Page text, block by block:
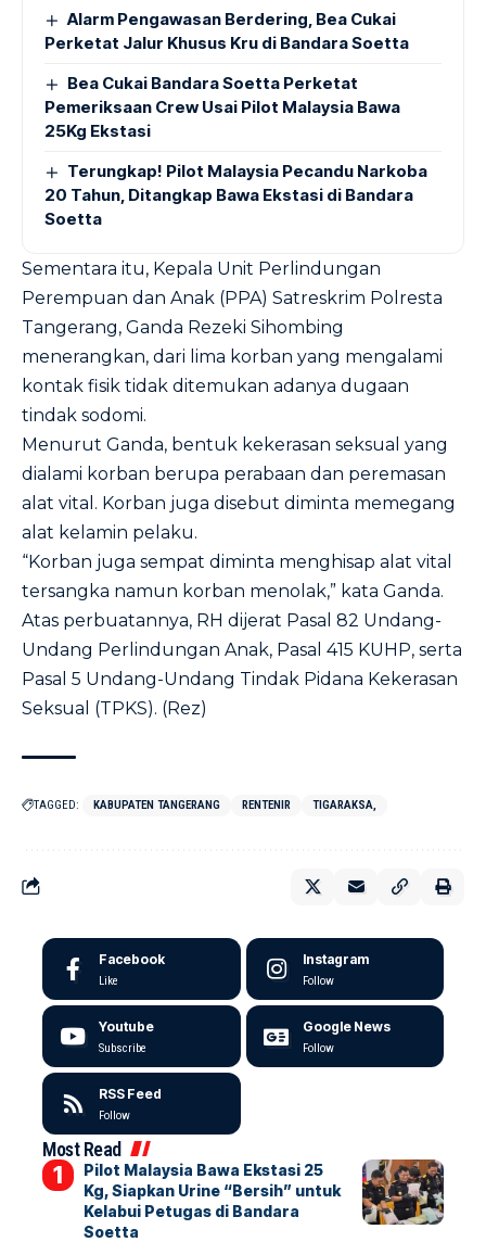
Alarm Pengawasan Berdering, Bea Cukai
Perketat Jalur Khusus Kru di Bandara Soetta
Bea Cukai Bandara Soetta Perketat
Pemeriksaan Crew Usai Pilot Malaysia Bawa
25Kg Ekstasi
Terungkap! Pilot Malaysia Pecandu Narkoba
20 Tahun, Ditangkap Bawa Ekstasi di Bandara
Soetta
Sementara itu, Kepala Unit Perlindungan
Perempuan dan Anak (PPA) Satreskrim Polresta
Tangerang, Ganda Rezeki Sihombing
menerangkan, dari lima korban yang mengalami
kontak fisik tidak ditemukan adanya dugaan
tindak sodomi.
Menurut Ganda, bentuk kekerasan seksual yang
dialami korban berupa perabaan dan peremasan
alat vital. Korban juga disebut diminta memegang
alat kelamin pelaku.
“Korban juga sempat diminta menghisap alat vital
tersangka namun korban menolak,” kata Ganda.
Atas perbuatannya, RH dijerat Pasal 82 Undang-
Undang Perlindungan Anak, Pasal 415 KUHP, serta
Pasal 5 Undang-Undang Tindak Pidana Kekerasan
Seksual (TPKS). (Rez)
TAGGED: KABUPATEN TANGERANG RENTENIR TIGARAKSA,
Facebook
Like
Instagram
Follow
Youtube
Subscribe
Google News
Follow
RSS Feed
Follow
Most Read
Pilot Malaysia Bawa Ekstasi 25
Kg, Siapkan Urine “Bersih” untuk
Kelabui Petugas di Bandara
Soetta